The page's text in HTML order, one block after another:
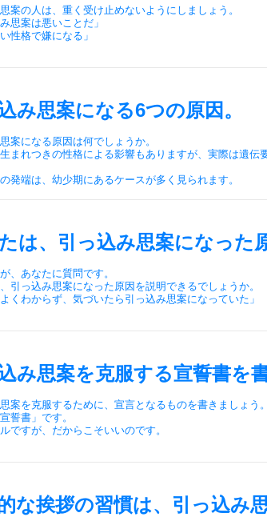
案の人は、重く受け止めないようにしましょう。
思案は悪いことだ」
性格で嫌になる」
み思案になる6つの原因。
案になる原因は何でしょうか。
まれつきの性格による影響もありますが、実際は遺伝
発端は、幼少期にあるケースが多く見られます。
は、引っ込み思案になった
、あなたに質問です。
引っ込み思案になった原因を説明できるでしょうか。
よくわからず、気づいたら引っ込み思案になっていた」
み思案を克服する宣誓書を書
案を克服するために、宣言となるものを書きましょう。
誓書」です。
ですが、だからこそいいのです。
な挨拶の習慣は、引っ込み